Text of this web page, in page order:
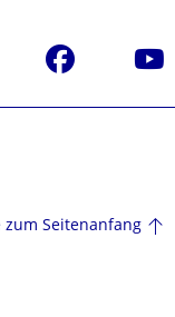
Facebook
zum Seitenanfang